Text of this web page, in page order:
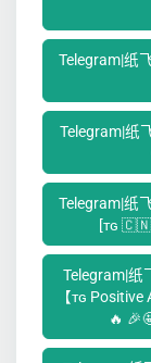
Telegram|纸
Telegram|纸
Telegram|纸
[ᴛɢ 🇨🇳
Telegram|纸
【ᴛɢ
🔥